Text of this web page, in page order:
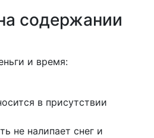
содержании
и время:
в присутствии
не налипает снег и